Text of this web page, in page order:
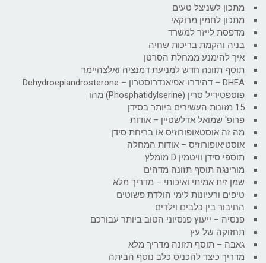
מתכון לשניצל טעים
מתכון לחמין מרוקאי
מדפסת לייזר למשרד
בניה והקמת בריכות שחיה
איך להימנע ממחלת הסרטן
תוסף תזונה חדש למניעת דמנציה ואלצהיימר
DHEA – דהידרו-אפיאנדרוסטרון – Dehydroepiandrosterone
פוספטידיל סרין (Phosphatidylserine) מהו
15 מזונות העשירים ביותר בסידן
פרופ' שמואל אדלשטיין – אודות
מה זה אוסטאופורוזיס או בריחת סידן
אוסטיאופורוזיס – אודות המחלה
תוספי סידן וויטמין D מומלץ
מורינגה תוסף תזונה מדהים
שמן זית אמיתי ואיכותי – מדריך מלא
טיפים ורעיונות לימי הולדת פשוטים
החיבור בין כלבים וילדים
פנסיה – ייעוץ פנסיוני הטוב ביותר עבורכם
תחזוקה של עץ
גאבה – תוסף תזונה מדריך מלא
מדריך כיצד להכניס כלב נוסף הביתה